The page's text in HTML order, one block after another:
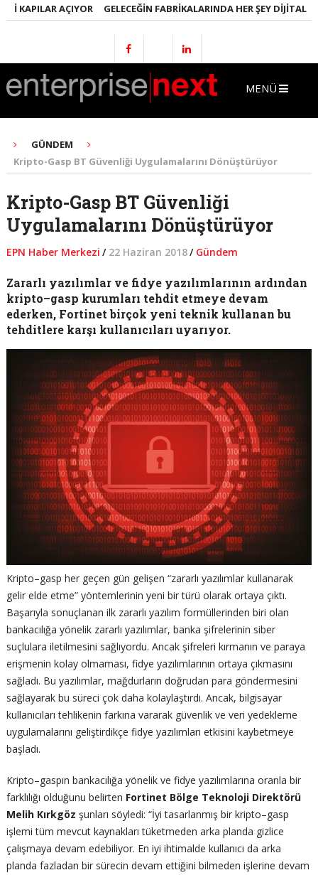
AÇIYOR GELECEĞIN FABRIKALARINDA HER ŞEY DIJITAL
MENÜ
GÜNDEM
Kripto-Gasp BT Güvenliği Uygulamalarını Dönüştürüyor
Kripto-Gasp BT Güvenliği
Uygulamalarını Dönüştürüyor
EPN Haber Merkezi / 22 Haziran 2018/ Gündem
Zararlı yazılımlar ve fidye yazılımlarının ardından
kripto–gasp kurumları tehdit etmeye devam
ederken, Fortinet birçok yeni teknik kullanan bu
tehditlere karşı kullanıcıları uyarıyor.
Kripto–gasp her geçen gün gelişen “zararlı yazılımlar kullanarak
gelir elde etme” yöntemlerinin yeni bir türü olarak ortaya çıktı.
Başarıyla sonuçlanan ilk zararlı yazılım formüllerinden biri olan
bankacılığa yönelik zararlı yazılımlar, banka şifrelerinin siber
suçlulara iletilmesini sağlıyordu. Ancak şifreleri kırmanın ve paraya
erişmenin kolay olmaması, fidye yazılımlarının ortaya çıkmasını
sağladı. Bu yazılımlar, mağdurların doğrudan para göndermesini
sağlayarak bu süreci çok daha kolaylaştırdı. Ancak, bilgisayar
kullanıcıları tehlikenin farkına vararak güvenlik ve veri yedekleme
uygulamalarını geliştirdikçe fidye yazılımları etkisini kaybetmeye
başladı.
Kripto–gaspın bankacılığa yönelik ve fidye yazılımlarına oranla bir
farklılığı olduğunu belirten Fortinet Bölge Teknoloji Direktörü
Melih Kırkgöz şunları söyledi: “İyi tasarlanmış bir kripto–gasp
işlemi tüm mevcut kaynakları tüketmeden arka planda gizlice
çalışmaya devam edebiliyor. En iyi ihtimalde kullanıcı da arka
planda fazladan bir sürecin devam ettiğini bilmeden işlerine devam